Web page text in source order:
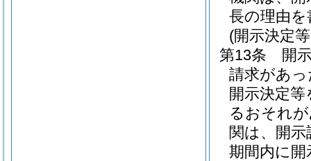
長の理由
(開示決定
第13条
開
請求があ
開示決定
るおそれ
関は、開
期間内に